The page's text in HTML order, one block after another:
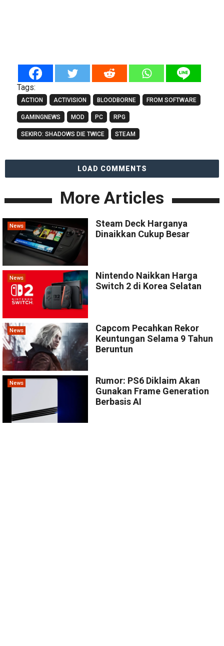
Tags:
ACTION ACTIVISION BLOODBORNE FROM SOFTWARE
GAMINGNEWS MOD PC RPG
SEKIRO: SHADOWS DIE TWICE STEAM
LOAD COMMENTS
More Articles
News
Steam Deck Harganya
Dinaikkan Cukup Besar
News
Nintendo Naikkan Harga
Switch 2 di Korea Selatan
News
Capcom Pecahkan Rekor
Keuntungan Selama 9 Tahun
Beruntun
News
Rumor: PS6 Diklaim Akan
Gunakan Frame Generation
Berbasis AI